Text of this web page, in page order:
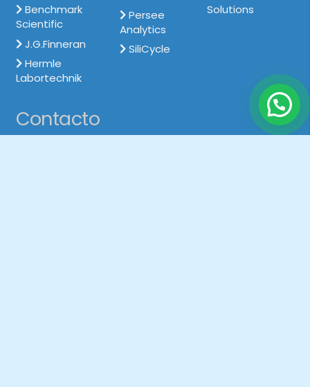
Benchmark
Scientific
J.G.Finneran
Hermle
Labortechnik
Persee
Analytics
SiliCycle
Solutions
Contacto